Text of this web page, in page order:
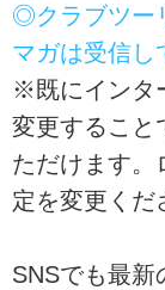
◎クラブツー
マガは受信し
※既にインタ
変更すること
ただけます。
定を変更くだ
SNSでも最新